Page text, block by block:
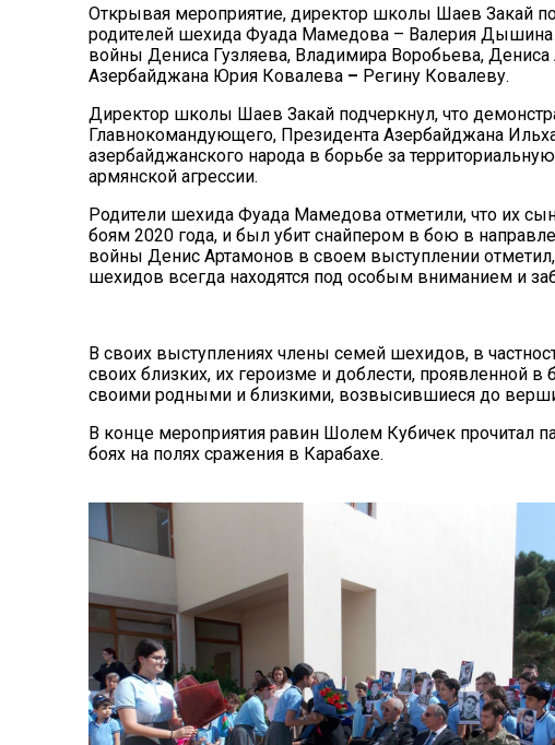
Открывая мероприятие, директор школы Шаев Закай
родителей шехида Фуада Мамедова – Валерия Дышина
войны Дениса Гузляева, Владимира Воробьева, Дениса
Азербайджана Юрия Ковалева – Регину Ковалеву.
Директор школы Шаев Закай подчеркнул, что
Главнокомандующего, Президента Азербайджана
азербайджанского народа в борьбе за
армянской агрессии.
Родители шехида Фуада Мамедова отметили, что их
боям 2020 года, и был убит снайпером в бою в
войны Денис Артамонов в своем выступлении
шехидов всегда находятся под особым вниманием и
В своих выступлениях члены семей шехидов, в
своих близких, их героизме и доблести, проявленной в
своими родными и близкими, возвысившиеся до
В конце мероприятия равин Шолем Кубичек прочитал
боях на полях сражения в Карабахе.